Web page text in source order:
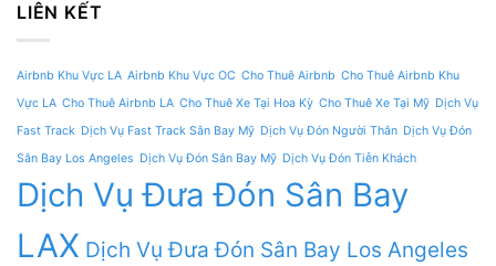
LIÊN KẾT
Airbnb Khu Vực LA Airbnb Khu Vực OC Cho Thuê Airbnb Cho Thuê Airbnb Khu
Vực LA Cho Thuê Airbnb LA Cho Thuê Xe Tại Hoa Kỳ Cho Thuê Xe Tại Mỹ Dịch Vụ
Fast Track Dịch Vụ Fast Track Sân Bay Mỹ Dịch Vụ Đón Người Thân Dịch Vụ Đón
Sân Bay Los Angeles Dịch Vụ Đón Sân Bay Mỹ Dịch Vụ Đón Tiễn Khách
Dịch Vụ Đưa Đón Sân Bay
LAX Dịch Vụ Đưa Đón Sân Bay Los Angeles